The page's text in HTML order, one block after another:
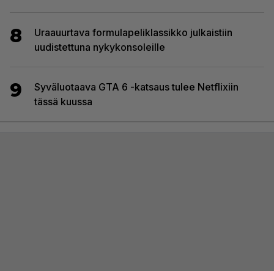
8
Uraauurtava formulapeliklassikko julkaistiin
uudistettuna nykykonsoleille
9
Syväluotaava GTA 6 -katsaus tulee Netflixiin
tässä kuussa